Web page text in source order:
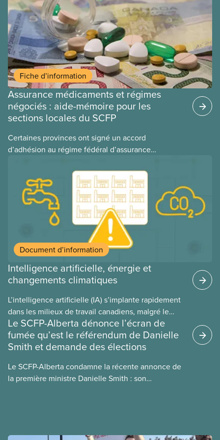
Fiche d’information
Assurance médicaments et régimes
négociés : aide-mémoire pour les
sections locales du SCFP
Certaines provinces ont signé un accord
d’adhésion au régime fédéral d’assurance
ces provinces s’interrogent sur l’incidence que ce
régime pourrait avoir sur leurs avantages
sociaux actuels.
Document d’information
Intelligence artificielle, énergie et
changements climatiques
L’intelligence artificielle (IA) s’implante rapidement
dans les milieux de travail canadiens, malgré le
manque de lois et de règlements pour l’encadrer et
de tests menés en amont. Le présent document
d’information porte sur la consommation
environnementales, le rôle du secteur privé dans
l’intensification de ces conséquences et les
Le SCFP-Alberta dénonce l’écran de
fumée qu’est le référendum de Danielle
Smith et demande des élections
Le SCFP-Alberta condamne la récente annonce de
la première ministre Danielle Smith : son